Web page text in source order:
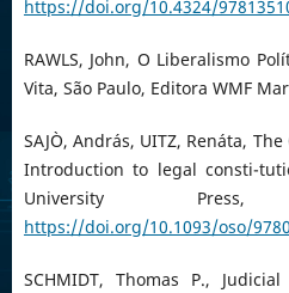
https://doi.org/10.4324/
RAWLS, John, O Liberalismo
Vita, São Paulo, Editora WMF
SAJÒ, András, UITZ, Renáta,
Introduction to legal consti-
University
https://doi.org/10.1093/oso/
SCHMIDT, Thomas P.,